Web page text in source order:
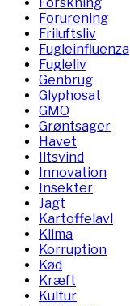
Forurening
Friluftsliv
Fugleinfluenza
Fugleliv
Genbrug
Glyphosat
GMO
Grøntsager
Havet
Iltsvind
Innovation
Insekter
Jagt
Kartoffelavl
Klima
Korruption
Kød
Kræft
Kultur